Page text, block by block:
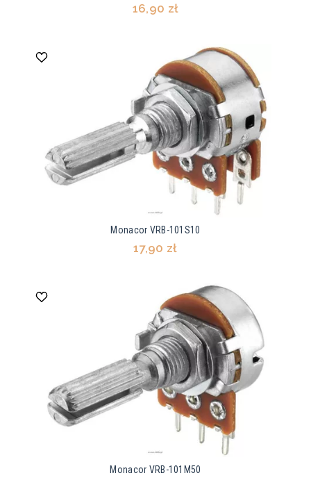
16,90 zł
Monacor VRB-101S10
17,90 zł
Monacor VRB-101M50